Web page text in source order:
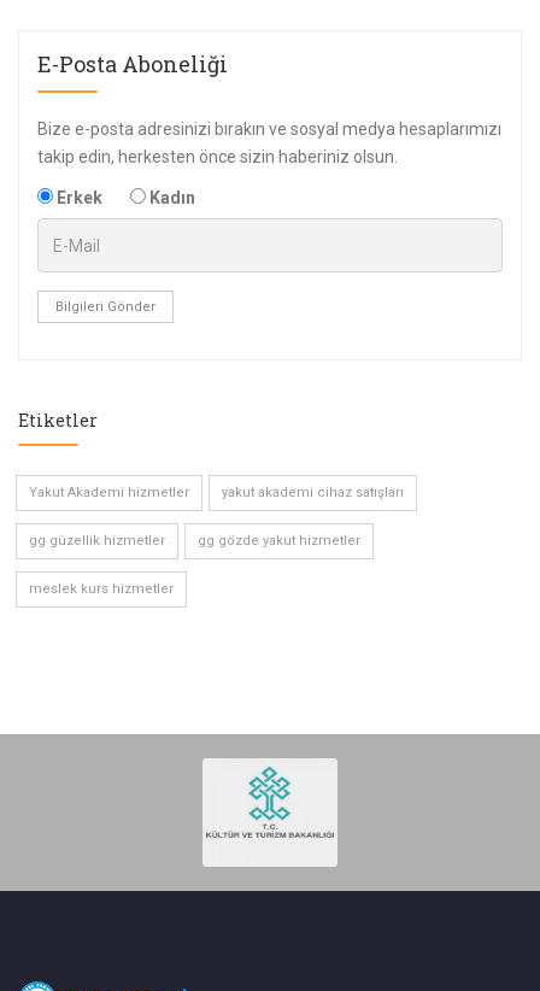
E-Posta Aboneliği
Bize e-posta adresinizi bırakın ve sosyal medya hesaplarımızı
takip edin, herkesten önce sizin haberiniz olsun.
Erkek Kadın
Bilgileri Gönder
Etiketler
Yakut Akademi hizmetler yakut akademi cihaz satışları
gg güzellik hizmetler gg gözde yakut hizmetler
meslek kurs hizmetler